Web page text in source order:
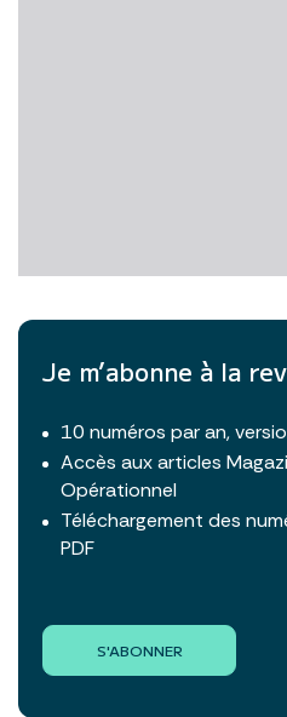
Je m’abonne à la
10 numéros par an,
Accès aux articles
Opérationnel
Téléchargement des
PDF
S'ABONNER